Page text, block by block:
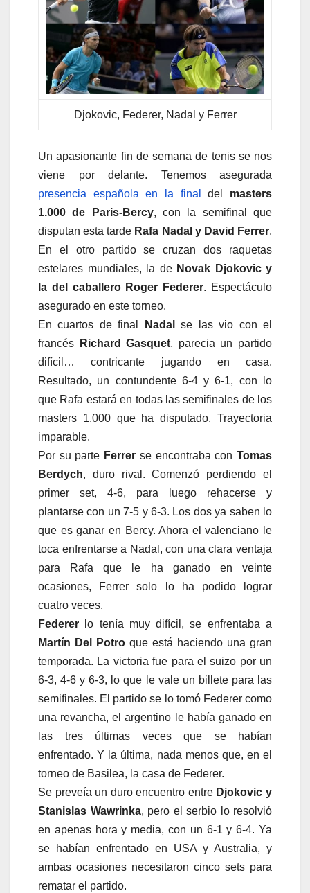
Djokovic, Federer, Nadal y Ferrer
Un apasionante fin de semana de tenis se nos
viene por delante. Tenemos asegurada
presencia española en la final
del masters
1.000 de Paris-Bercy, con la semifinal que
disputan esta tarde Rafa Nadal y David Ferrer.
En el otro partido se cruzan dos raquetas
estelares mundiales, la de Novak Djokovic y
la del caballero Roger Federer. Espectáculo
asegurado en este torneo.
En cuartos de final
Nadal
se las vio con el
francés
Richard Gasquet, parecia un partido
difícil… contricante jugando en casa.
Resultado, un contundente 6-4 y 6-1, con lo
que Rafa estará en todas las semifinales de los
masters 1.000 que ha disputado. Trayectoria
imparable.
Por su parte Ferrer se encontraba conTomas
Berdych, duro rival. Comenzó perdiendo el
primer set, 4-6, para luego rehacerse y
plantarse con un 7-5 y 6-3. Los dos ya saben lo
que es ganar en Bercy. Ahora el valenciano le
toca enfrentarse a Nadal, con una clara ventaja
para Rafa que le ha ganado en veinte
ocasiones, Ferrer solo lo ha podido lograr
cuatro veces.
Federer lo tenía muy difícil, se enfrentaba a
Martín Del Potro que está haciendo una gran
temporada. La victoria fue para el suizo por un
6-3, 4-6 y 6-3, lo que le vale un billete para las
semifinales. El partido se lo tomó Federer como
una revancha, el argentino le había ganado en
las tres últimas veces que se habían
enfrentado. Y la última, nada menos que, en el
torneo de Basilea, la casa de Federer.
Se preveía un duro encuentro entre Djokovic y
Stanislas Wawrinka, pero el serbio lo resolvió
en apenas hora y media, con un 6-1 y 6-4. Ya
se habían enfrentado en USA y Australia, y
ambas ocasiones necesitaron cinco sets para
rematar el partido.